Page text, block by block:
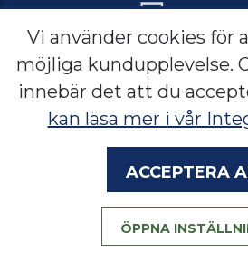
Lerbacksgatan 2,
Sverige
SENOEN
Vi använder cookies för
möjliga kundupplevelse.
innebär det att du
kan läsa mer i vår
Acceptera
ÖPPNA